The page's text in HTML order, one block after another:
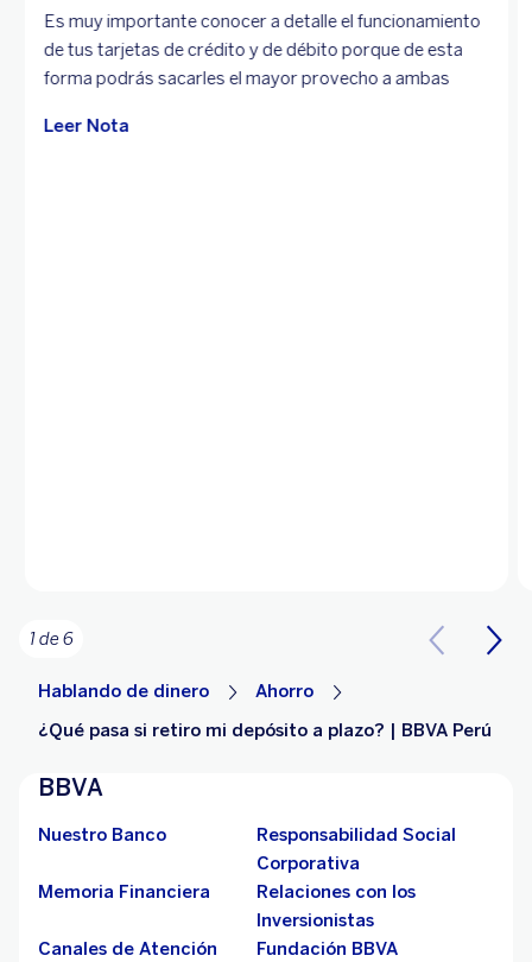
Es muy importante conocer a detalle el funcionamiento
de tus tarjetas de crédito y de débito porque de esta
forma podrás sacarles el mayor provecho a ambas
Leer Nota
1 de 6
Hablando de dinero
Ahorro
¿Qué pasa si retiro mi depósito a plazo? | BBVA Perú
BBVA
Nuestro Banco
Responsabilidad Social
Corporativa
Memoria Financiera
Relaciones con los
Inversionistas
Canales de Atención
Fundación BBVA